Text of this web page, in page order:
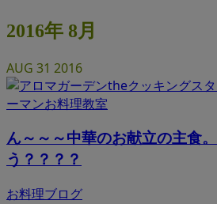
2016年 8月
AUG 31 2016
ん～～～中華のお献立の主食
う？？？？
お料理ブログ